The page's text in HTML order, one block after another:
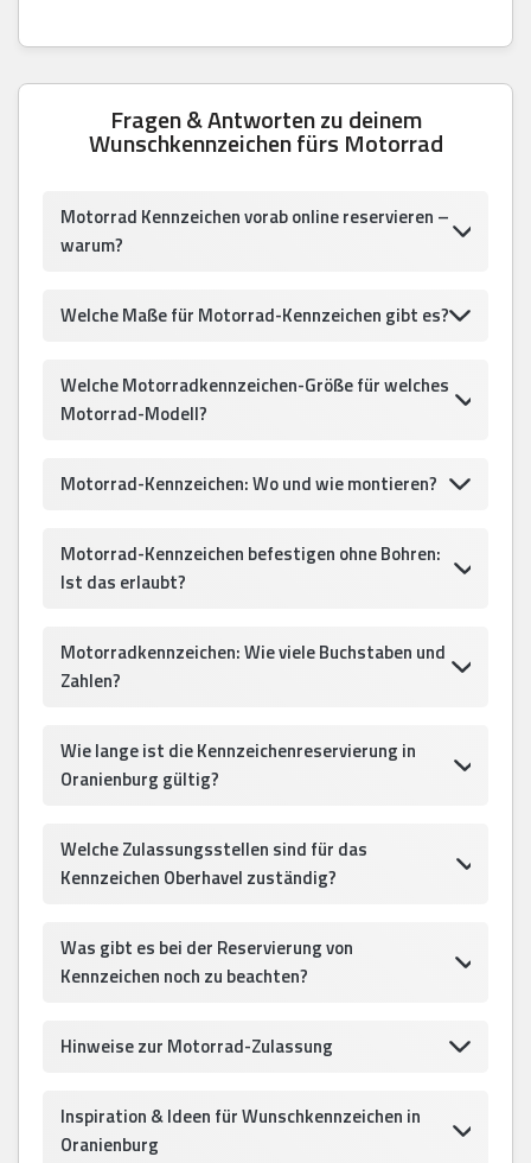
Fragen & Antworten zu deinem
Wunschkennzeichen fürs Motorrad
Motorrad Kennzeichen vorab online reservieren –
warum?
Welche Maße für Motorrad-Kennzeichen gibt es?
Welche Motorradkennzeichen-Größe für welches
Motorrad-Modell?
Motorrad-Kennzeichen: Wo und wie montieren?
Motorrad-Kennzeichen befestigen ohne Bohren:
Ist das erlaubt?
Motorradkennzeichen: Wie viele Buchstaben und
Zahlen?
Wie lange ist die Kennzeichenreservierung in
Oranienburg gültig?
Welche Zulassungsstellen sind für das
Kennzeichen Oberhavel zuständig?
Was gibt es bei der Reservierung von
Kennzeichen noch zu beachten?
Hinweise zur Motorrad-Zulassung
Inspiration & Ideen für Wunschkennzeichen in
Oranienburg